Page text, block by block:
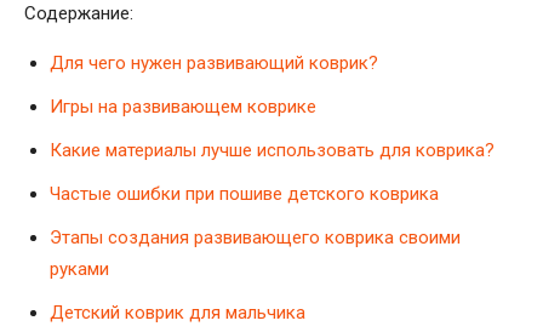
Содержание:
Для чего нужен развивающий коврик?
Игры на развивающем коврике
Какие материалы лучше использовать для коврика?
Частые ошибки при пошиве детского коврика
Этапы создания развивающего коврика своими
руками
Детский коврик для мальчика